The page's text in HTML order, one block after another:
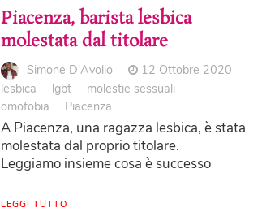
Piacenza, barista lesbica
molestata dal titolare
Simone D'Avolio
12 Ottobre 2020
lesbica
lgbt
molestie sessuali
omofobia
Piacenza
A Piacenza, una ragazza lesbica, è stata
molestata dal proprio titolare.
Leggiamo insieme cosa è successo
LEGGI TUTTO